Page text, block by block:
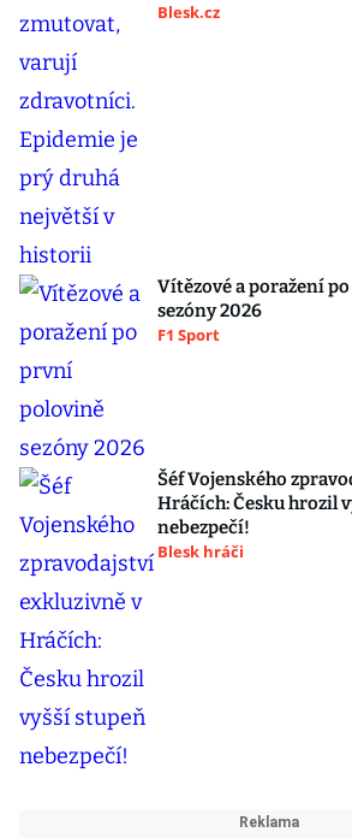
Blesk.cz
Vítězové a poražení
sezóny 2026
F1 Sport
Šéf Vojenského
Hráčích: Česku hrozil
nebezpečí!
Blesk hráči